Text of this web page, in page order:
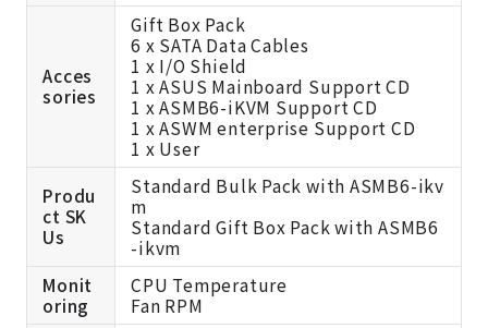
Acces
sories
Gift Box Pack
6 x SATA Data Cables
1 x I/O Shield
1 x ASUS Mainboard Support CD
1 x ASMB6-iKVM Support CD
1 x ASWM enterprise Support CD
1 x User
Produ
ct SK
Us
Standard Bulk Pack with ASMB6-ikv
m
Standard Gift Box Pack with ASMB6
-ikvm
Monit
oring
CPU Temperature
Fan RPM